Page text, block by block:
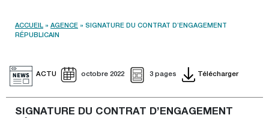
ACCUEIL » AGENCE » SIGNATURE DU CONTRAT D’ENGAGEMENT
RÉPUBLICAIN
ACTU octobre 2022 3 pages Télécharger
SIGNATURE DU CONTRAT D’ENGAGEMENT